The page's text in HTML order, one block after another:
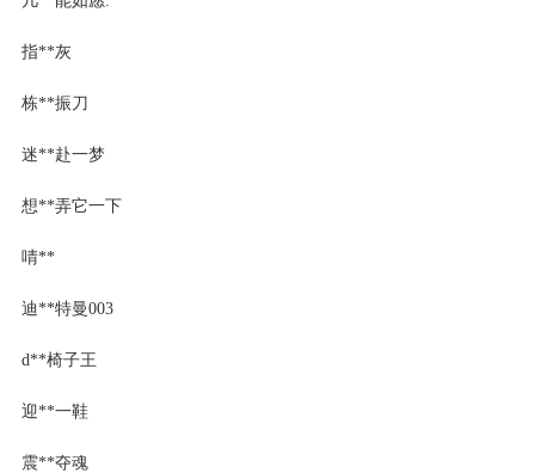
指**灰
栋**振刀
迷**赴一梦
想**弄它一下
啨**
迪**特曼003
d**椅子王
迎**一鞋
震**夺魂